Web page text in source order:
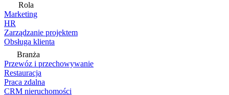
Rola
Marketing
HR
Zarządzanie projektem
Obsługa klienta
Branża
Przewóz i przechowywanie
Restauracja
Praca zdalna
CRM nieruchomości